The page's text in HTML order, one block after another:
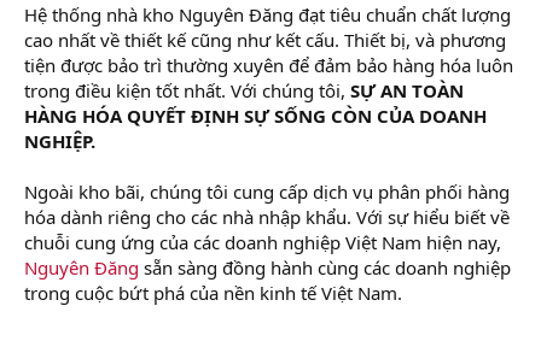
Hệ thống nhà kho Nguyên Đăng đạt tiêu chuẩn chất lượng
cao nhất về thiết kế cũng như kết cấu. Thiết bị, và phương
tiện được bảo trì thường xuyên để đảm bảo hàng hóa luôn
trong điều kiện tốt nhất. Với chúng tôi, SỰ AN TOÀN
HÀNG HÓA QUYẾT ĐỊNH SỰ SỐNG CÒN CỦA DOANH
NGHIỆP.
Ngoài kho bãi, chúng tôi cung cấp dịch vụ phân phối hàng
hóa dành riêng cho các nhà nhập khẩu. Với sự hiểu biết về
chuỗi cung ứng của các doanh nghiệp Việt Nam hiện nay,
Nguyên Đăng sẵn sàng đồng hành cùng các doanh nghiệp
trong cuộc bứt phá của nền kinh tế Việt Nam.